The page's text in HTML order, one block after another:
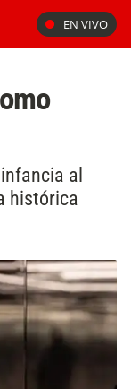
EN VIVO
al
histórica